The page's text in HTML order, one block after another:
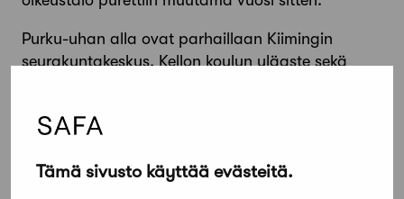
Tämä sivusto käyttää evästeitä.
Purku-uhan alla ovat parhaillaan Kiimingin
seurakuntakeskus, Kellon koulun yläaste sekä
jääneitä kohteita – kuten kilpailujen luonteeseen